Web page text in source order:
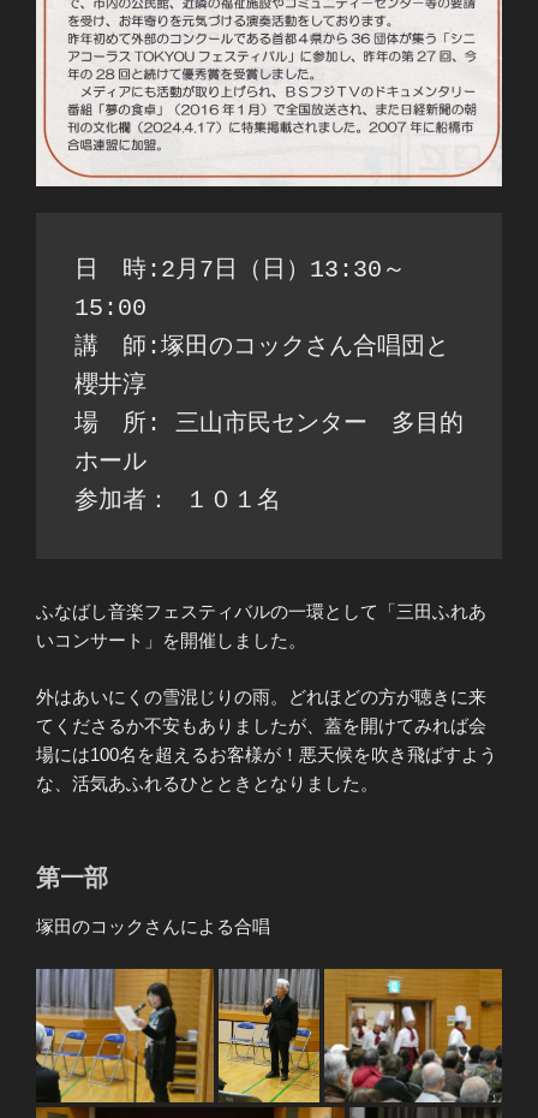
日　時:2月7日（日）13:30～
15:00
講　師:塚田のコックさん合唱団と
櫻井淳
場　所: 三山市民センター　多目的
ホール
参加者： １０１名
ふなばし音楽フェスティバルの一環として「三田ふれあ
いコンサート」を開催しました。
外はあいにくの雪混じりの雨。どれほどの方が聴きに来
てくださるか不安もありましたが、蓋を開けてみれば会
場には100名を超えるお客様が！悪天候を吹き飛ばすよう
な、活気あふれるひとときとなりました。
第一部
塚田のコックさんによる合唱